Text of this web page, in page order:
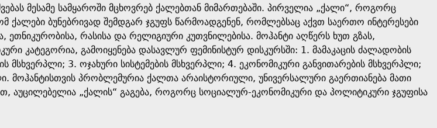
მესამე სამყაროში მცხოვრებ ქალებთან მიმართებაში. პირველია „ქალი“, როგორც
ქალები ბუნებრივად შემდგარ ჯგუფს წარმოადგენენ, რომლებსაც აქვთ საერთო ინტერესები
ეთნიკურობისა, რასისა და რელიგიური კუთვნილებისა. მოჰანტი აღწერს ხუთ გზას,
კატეგორია, გამოიყენება დასავლურ ფემინისტურ დისკურსში: 1. მამაკაცის ძალადობის
3. ოჯახური სისტემების მსხვერპლი; 4. ეკონომიკური განვითარების მსხვერპლი;
მოჰანტისთვის პრობლემურია ქალთა არაისტორიული, უნივერსალური გაერთიანება მათი
აუცილებელია „ქალის“ გაგება, როგორც სოციალურ-ეკონომიკური და პოლიტიკური ჯგუფისა